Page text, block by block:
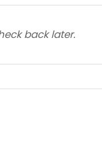
back later.